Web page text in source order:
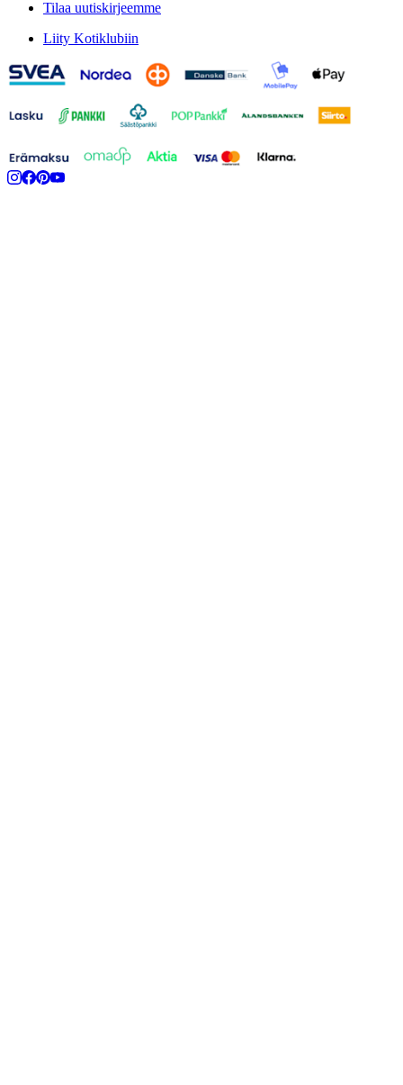
Tilaa uutiskirjeemme
Liity Kotiklubiin